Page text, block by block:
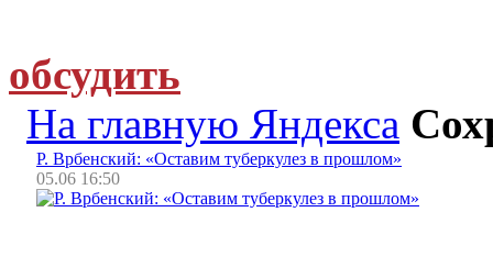
обсудить
На главную Яндекса
Р. Врбенский: «Оставим туберкулез в прошлом»
05.06 16:50